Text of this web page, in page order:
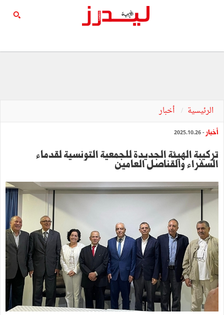
الرئيسية أخبار
أخبار - 2025.10.26
تركيبة الهيئة الجديدة للجمعية التونسية لقدماء
السفراء والقناصل العامين